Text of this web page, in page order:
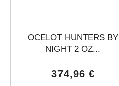
OCELOT HUNTERS BY
NIGHT 2 OZ...
374,96 €